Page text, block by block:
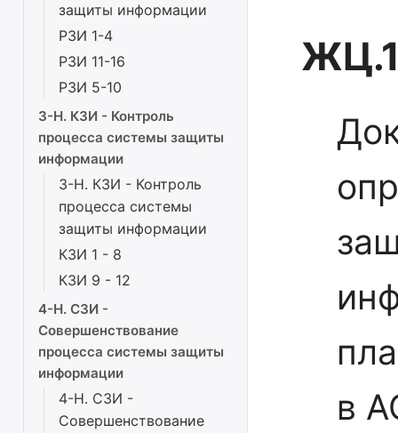
защиты информации
РЗИ 1-4
РЗИ 11-16
РЗИ 5-10
3-Н. КЗИ - Контроль
процесса системы защиты
информации
3-Н. КЗИ - Контроль
процесса системы
защиты информации
КЗИ 1 - 8
КЗИ 9 - 12
4-Н. СЗИ -
Совершенствование
процесса системы защиты
информации
4-Н. СЗИ -
Совершенствование
в